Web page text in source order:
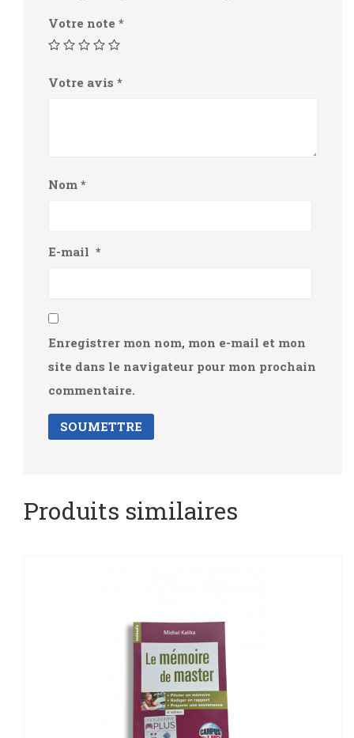
Votre note *
Votre avis *
Nom *
E-mail *
Enregistrer mon nom, mon e-mail et mon
site dans le navigateur pour mon prochain
commentaire.
Produits similaires